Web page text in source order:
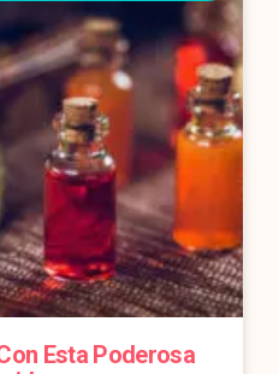
Esta Poderosa